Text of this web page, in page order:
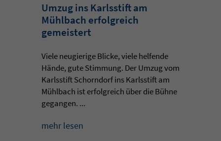
Umzug ins Karlsstift am
Mühlbach erfolgreich
gemeistert
Viele neugierige Blicke, viele helfende
Hände, gute Stimmung. Der Umzug vom
Karlsstift Schorndorf ins Karlsstift am
Mühlbach ist erfolgreich über die Bühne
gegangen. ...
mehr lesen